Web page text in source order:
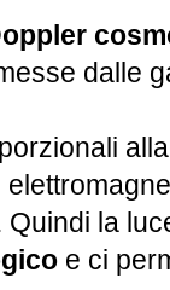
dalle
la
e ci